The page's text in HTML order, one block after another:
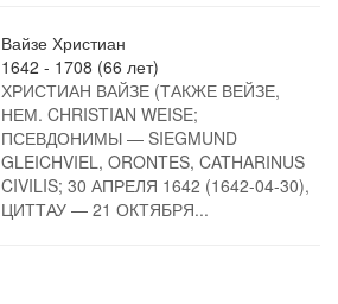
Вайзе Христиан
1642 - 1708 (66 лет)
ХРИСТИАН ВАЙЗЕ (ТАКЖЕ ВЕЙЗЕ,
НЕМ. CHRISTIAN WEISE;
ПСЕВДОНИМЫ — SIEGMUND
GLEICHVIEL, ORONTES, CATHARINUS
CIVILIS; 30 АПРЕЛЯ 1642 (1642-04-30),
ЦИТТАУ — 21 ОКТЯБРЯ...